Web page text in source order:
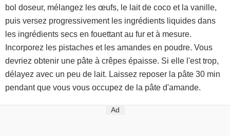
bol doseur, mélangez les œufs, le lait de coco et la vanille,
puis versez progressivement les ingrédients liquides dans
les ingrédients secs en fouettant au fur et à mesure.
Incorporez les pistaches et les amandes en poudre. Vous
devriez obtenir une pâte à crêpes épaisse. Si elle l'est trop,
délayez avec un peu de lait. Laissez reposer la pâte 30 min
pendant que vous vous occupez de la pâte d'amande.
Ad